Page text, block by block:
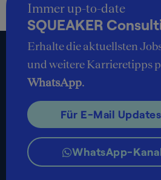
Immer up-to-date
SQUEAKER
Erhalte die aktuellsten
und weitere Karrieretipps
WhatsApp.
Für E-Mail
WhatsApp-